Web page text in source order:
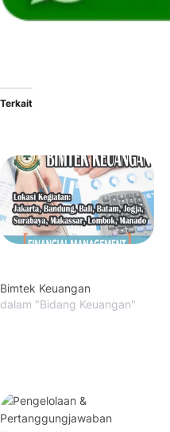
Terkait
Bimtek Keuangan
dalam "Bidang Keuangan"